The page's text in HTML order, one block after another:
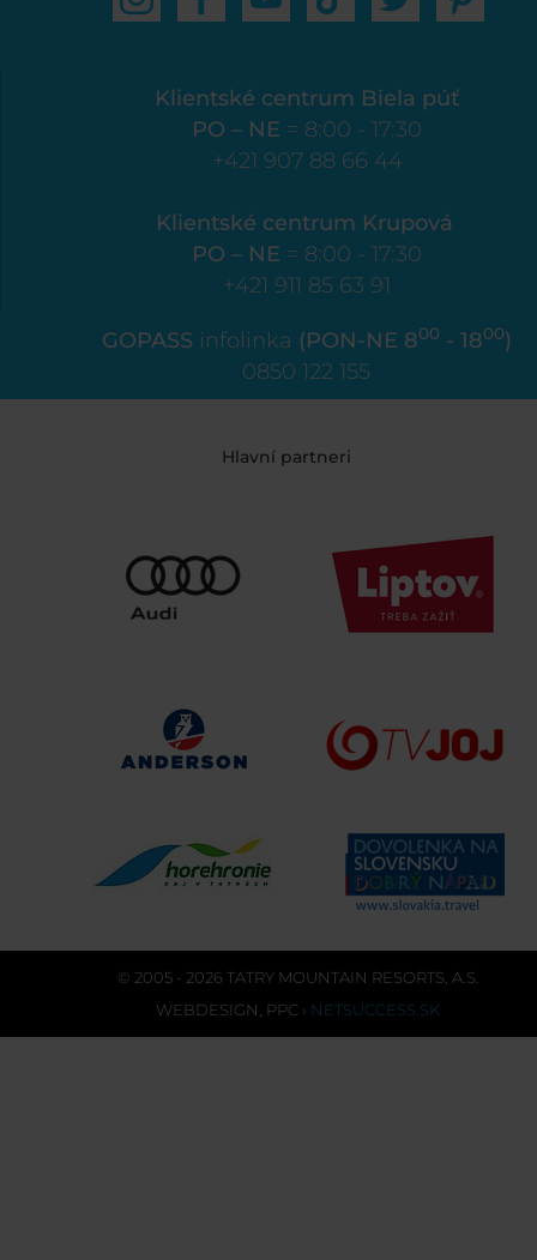
Klientské centrum Biela púť
PO – NE = 8:00 - 17:30
+421 907 88 66 44
Klientské centrum Krupová
PO – NE = 8:00 - 17:30
+421 911 85 63 91
GOPASS infolinka (PON-NE 800 - 1800)
0850 122 155
Hlavní partneri
© 2005 - 2026 TATRY MOUNTAIN RESORTS, A.S.
WEBDESIGN PPC › NETSUCCESS.SK